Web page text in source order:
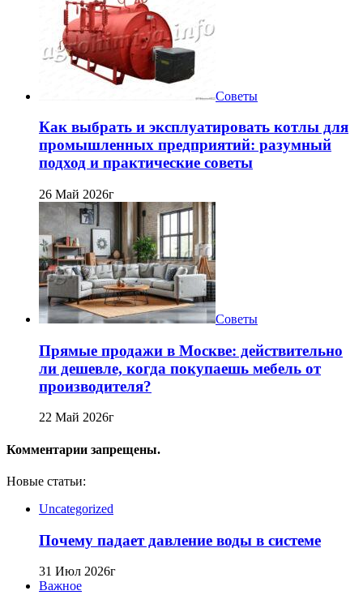
Советы
Как выбрать и эксплуатировать котлы для
промышленных предприятий: разумный
подход и практические советы
26 Май 2026г
Советы
Прямые продажи в Москве: действительно
ли дешевле, когда покупаешь мебель от
производителя?
22 Май 2026г
Комментарии запрещены.
Новые статьи:
Uncategorized
Почему падает давление воды в системе
31 Июл 2026г
Важное